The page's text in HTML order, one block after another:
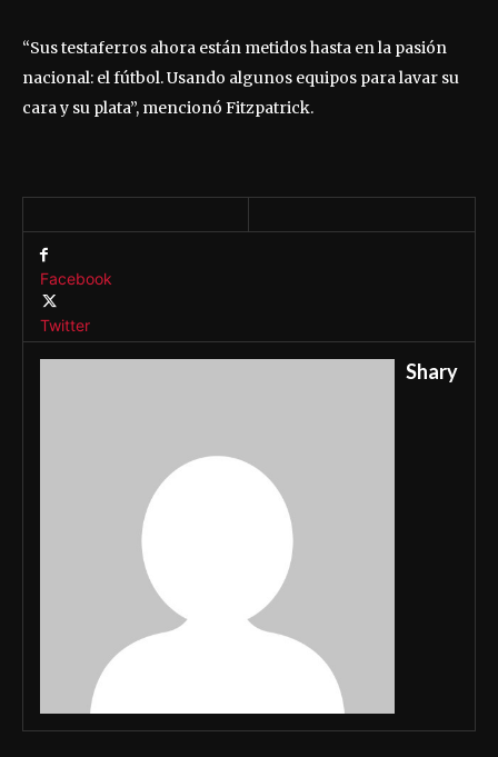
“Sus testaferros ahora están metidos hasta en la pasión
nacional: el fútbol. Usando algunos equipos para lavar su
cara y su plata”, mencionó Fitzpatrick.
Facebook
Twitter
Shary